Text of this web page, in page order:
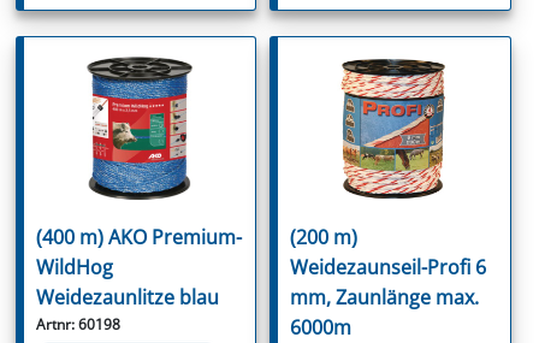
(400 m) AKO Premium-
WildHog
Weidezaunlitze blau
Artnr: 60198
(200 m)
Weidezaunseil-Profi 6
mm, Zaunlänge max.
6000m